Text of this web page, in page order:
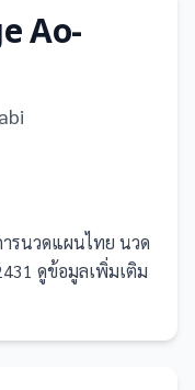
Ao-
ารนวดแผนไทย นวด
ดูข้อมูลเพิ่มเติม